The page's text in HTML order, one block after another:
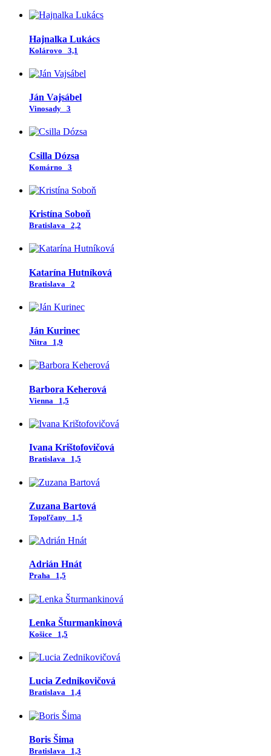
Hajnalka Lukács
Kolárovo 3,1
Ján Vajsábel
Vinosady 3
Csilla Dózsa
Komárno 3
Kristína Soboň
Bratislava 2,2
Katarína Hutníková
Bratislava 2
Ján Kurinec
Nitra 1,9
Barbora Keherová
Vienna 1,5
Ivana Krištofovičová
Bratislava 1,5
Zuzana Bartová
Topoľčany 1,5
Adrián Hnát
Praha 1,5
Lenka Šturmankinová
Košice 1,5
Lucia Zednikovičová
Bratislava 1,4
Boris Šima
Bratislava 1,3